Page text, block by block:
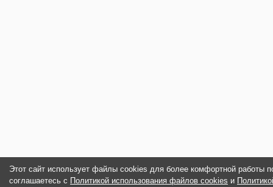
Этот сайт использует файлы cookies для более комфортной работы
соглашаетесь с Политикой использования файлов cookies и